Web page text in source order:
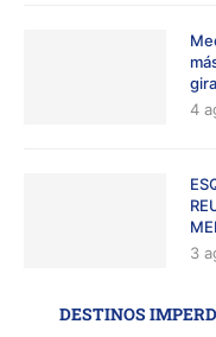
4
3
DESTINOS